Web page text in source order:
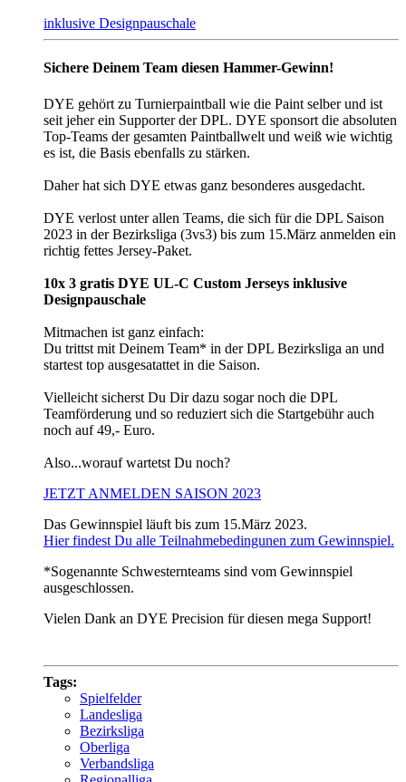
inklusive Designpauschale
Sichere Deinem Team diesen Hammer-Gewinn!
DYE gehört zu Turnierpaintball wie die Paint selber und ist
seit jeher ein Supporter der DPL. DYE sponsort die absoluten
Top-Teams der gesamten Paintballwelt und weiß wie wichtig
es ist, die Basis ebenfalls zu stärken.
Daher hat sich DYE etwas ganz besonderes ausgedacht.
DYE verlost unter allen Teams, die sich für die DPL Saison
2023 in der Bezirksliga (3vs3) bis zum 15.März anmelden ein
richtig fettes Jersey-Paket.
10x 3 gratis DYE UL-C Custom Jerseys inklusive
Designpauschale
Mitmachen ist ganz einfach:
Du trittst mit Deinem Team* in der DPL Bezirksliga an und
startest top ausgesatattet in die Saison.
Vielleicht sicherst Du Dir dazu sogar noch die DPL
Teamförderung und so reduziert sich die Startgebühr auch
noch auf 49,- Euro.
Also...worauf wartetst Du noch?
JETZT ANMELDEN SAISON 2023
Das Gewinnspiel läuft bis zum 15.März 2023.
Hier findest Du alle Teilnahmebedingunen zum Gewinnspiel.
*Sogenannte Schwesternteams sind vom Gewinnspiel
ausgeschlossen.
Vielen Dank an DYE Precision für diesen mega Support!
Tags:
Spielfelder
Landesliga
Bezirksliga
Oberliga
Verbandsliga